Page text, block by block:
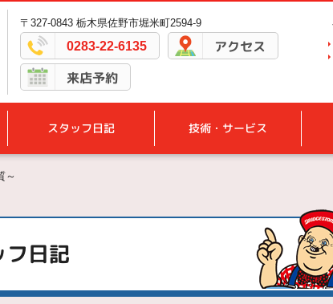
〒327-0843 栃木県佐野市堀米町2594-9
0283-22-6135 アクセス
来店予約
スタッフ日記 技術・サービス
～
フ日記